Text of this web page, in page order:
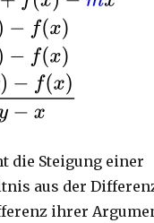
die Steigung einer
aus der
ihrer